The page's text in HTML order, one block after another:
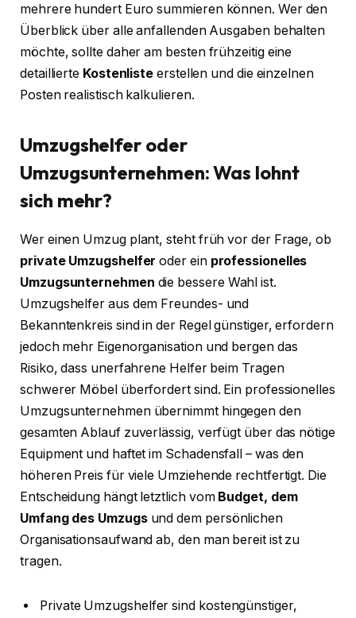
mehrere hundert Euro summieren können. Wer den
Überblick über alle anfallenden Ausgaben behalten
möchte, sollte daher am besten frühzeitig eine
detaillierte Kostenliste erstellen und die einzelnen
Posten realistisch kalkulieren.
Umzugshelfer oder
Umzugsunternehmen: Was lohnt
sich mehr?
Wer einen Umzug plant, steht früh vor der Frage, ob
private Umzugshelfer oder ein professionelles
Umzugsunternehmen die bessere Wahl ist.
Umzugshelfer aus dem Freundes- und
Bekanntenkreis sind in der Regel günstiger, erfordern
jedoch mehr Eigenorganisation und bergen das
Risiko, dass unerfahrene Helfer beim Tragen
schwerer Möbel überfordert sind. Ein professionelles
Umzugsunternehmen übernimmt hingegen den
gesamten Ablauf zuverlässig, verfügt über das nötige
Equipment und haftet im Schadensfall – was den
höheren Preis für viele Umziehende rechtfertigt. Die
Entscheidung hängt letztlich vom Budget, dem
Umfang des Umzugsund dem persönlichen
Organisationsaufwand ab, den man bereit ist zu
tragen.
Private Umzugshelfer sind kostengünstiger,